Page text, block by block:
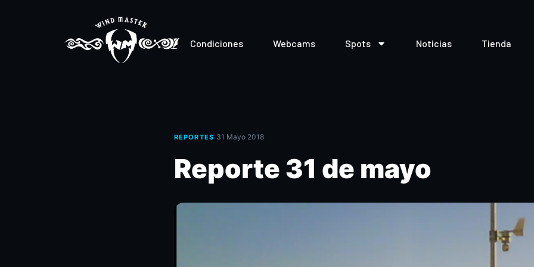
Condiciones Webcams Spots Noticias Tienda
REPORTES 31 Mayo 2018
Reporte 31 de mayo